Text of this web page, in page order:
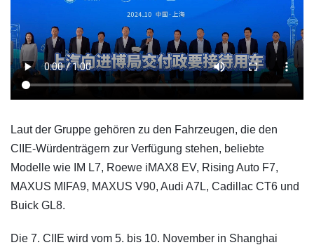
Laut der Gruppe gehören zu den Fahrzeugen, die den
CIIE-Würdenträgern zur Verfügung stehen, beliebte
Modelle wie IM L7, Roewe iMAX8 EV, Rising Auto F7,
MAXUS MIFA9, MAXUS V90, Audi A7L, Cadillac CT6 und
Buick GL8.
Die 7. CIIE wird vom 5. bis 10. November in Shanghai